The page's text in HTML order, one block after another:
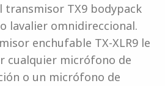
transmisor TX9 bodypack
lavalier omnidireccional.
enchufable TX-XLR9 le
cualquier micrófono de
o un micrófono de